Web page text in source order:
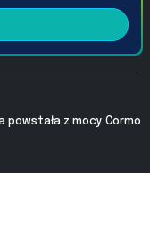
powstała z mocy Cormo